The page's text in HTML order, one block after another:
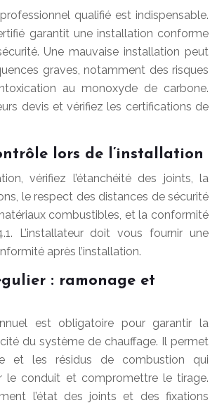
qualifié est indispensable.
garantit une installation conforme
Une mauvaise installation peut
graves, notamment des risques
au monoxyde de carbone.
devis et vérifiez les certifications de
lors de l’installation
vérifiez l’étanchéité des joints, la
le respect des distances de sécurité
combustibles, et la conformité
L’installateur doit vous fournir une
après l’installation.
: ramonage et
est obligatoire pour garantir la
du système de chauffage. Il permet
et les résidus de combustion qui
le conduit et compromettre le tirage.
l’état des joints et des fixations